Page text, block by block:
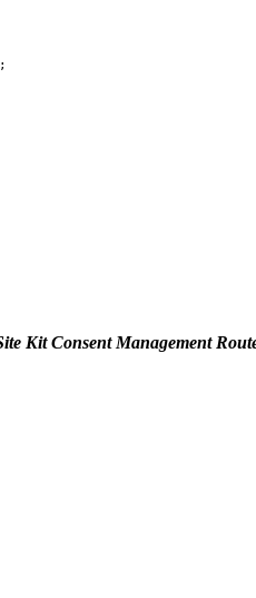
Kit Consent Management